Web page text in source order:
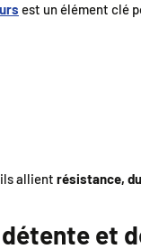
est un élément clé
allient résistance,
et